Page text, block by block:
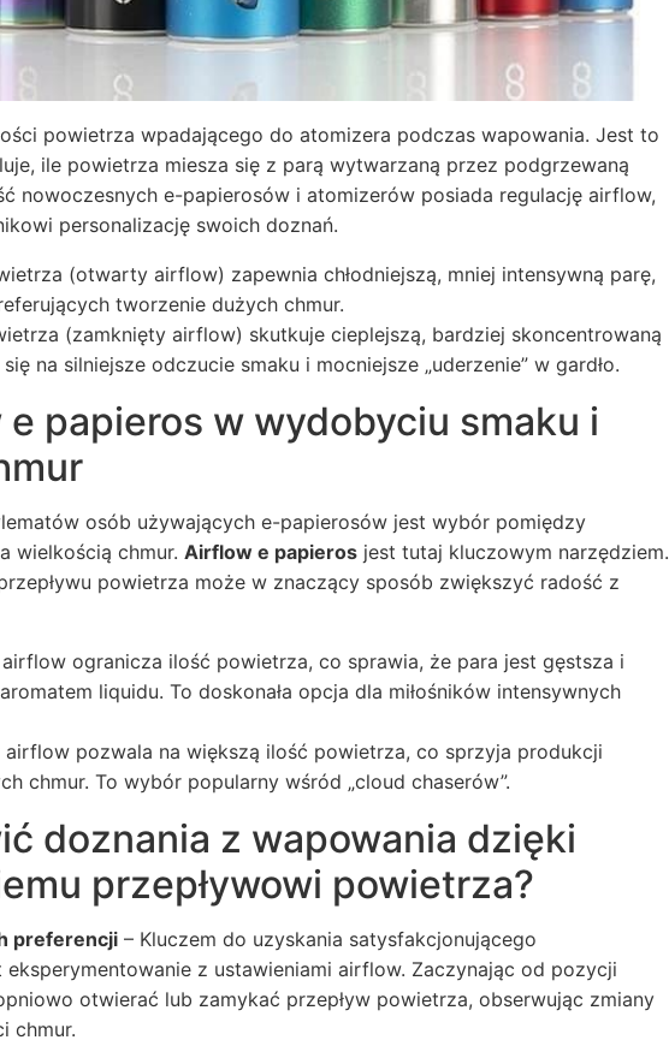
powietrza wpadającego do atomizera podczas wapowania. Jest to
ile powietrza miesza się z parą wytwarzaną przez podgrzewaną
nowoczesnych e-papierosów i atomizerów posiada regulację airflow,
personalizację swoich doznań.
(otwarty airflow) zapewnia chłodniejszą, mniej intensywną parę,
tworzenie dużych chmur.
(zamknięty airflow) skutkuje cieplejszą, bardziej skoncentrowaną
na silniejsze odczucie smaku i mocniejsze „uderzenie” w gardło.
e papieros w wydobyciu smaku i
osób używających e-papierosów jest wybór pomiędzy
wielkością chmur. Airflow e papieros jest tutaj kluczowym narzędziem.
powietrza może w znaczący sposób zwiększyć radość z
ogranicza ilość powietrza, co sprawia, że para jest gęstsza i
liquidu. To doskonała opcja dla miłośników intensywnych
pozwala na większą ilość powietrza, co sprzyja produkcji
chmur. To wybór popularny wśród „cloud chaserów”.
doznania z wapowania dzięki
przepływowi powietrza?
preferencji – Kluczem do uzyskania satysfakcjonującego
eksperymentowanie z ustawieniami airflow. Zaczynając od pozycji
otwierać lub zamykać przepływ powietrza, obserwując zmiany
chmur.